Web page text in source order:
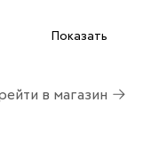
у
Показать
в магазин